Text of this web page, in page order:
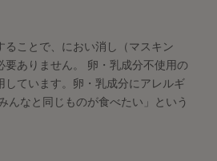
ることで、におい消し（マスキン
要ありません。 卵・乳成分不使用の
しています。卵・乳成分にアレルギ
んなと同じものが食べたい」という